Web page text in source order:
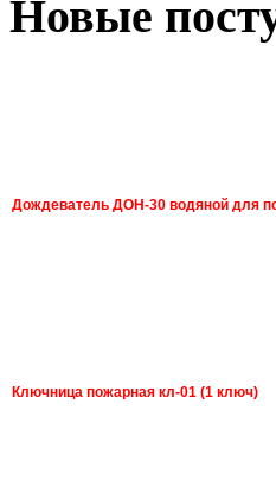
Новые
Дождеватель ДОН-30 водяной для
Ключница пожарная кл-01 (1 ключ)